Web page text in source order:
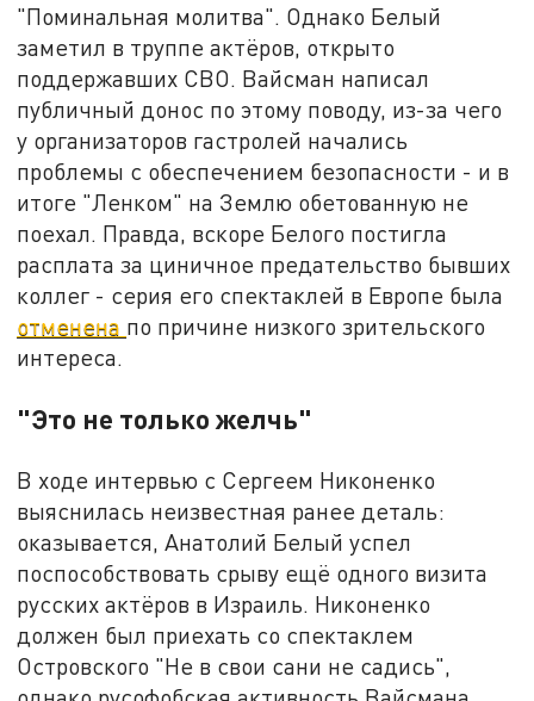
"Поминальная молитва". Однако Белый
заметил в труппе актёров, открыто
поддержавших СВО. Вайсман написал
публичный донос по этому поводу, из-за чего
у организаторов гастролей начались
проблемы с обеспечением безопасности - и в
итоге "Ленком" на Землю обетованную не
поехал. Правда, вскоре Белого постигла
расплата за циничное предательство бывших
коллег - серия его спектаклей в Европе была
отменена по причине низкого зрительского
интереса.
"Это не только желчь"
В ходе интервью с Сергеем Никоненко
выяснилась неизвестная ранее деталь:
оказывается, Анатолий Белый успел
поспособствовать срыву ещё одного визита
русских актёров в Израиль. Никоненко
должен был приехать со спектаклем
Островского "Не в свои сани не садись",